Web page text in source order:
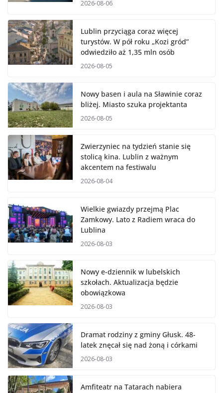
2026-08-06
Lublin przyciąga coraz więcej
turystów. W pół roku „Kozi gród”
odwiedziło aż 1,35 mln osób
2026-08-05
Nowy basen i aula na Sławinie coraz
bliżej. Miasto szuka projektanta
2026-08-05
Zwierzyniec na tydzień stanie się
stolicą kina. Lublin z ważnym
akcentem na festiwalu
2026-08-04
Wielkie gwiazdy przejmą Plac
Zamkowy. Lato z Radiem wraca do
Lublina
2026-08-03
Nowy e-dziennik w lubelskich
szkołach. Aktualizacja będzie
obowiązkowa
2026-08-03
Dramat rodziny z gminy Głusk. 48-
latek znęcał się nad żoną i córkami
2026-08-03
Amfiteatr na Tatarach nabiera